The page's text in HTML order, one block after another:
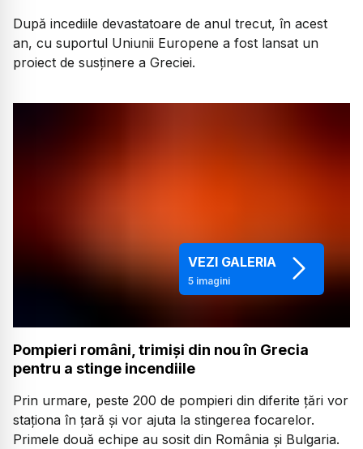
După incediile devastatoare de anul trecut, în acest
an, cu suportul Uniunii Europene a fost lansat un
proiect de susținere a Greciei.
VEZI GALERIA
5imagini
Pompieri români, trimiși din nou în Grecia
pentru a stinge incendiile
Prin urmare, peste 200 de pompieri din diferite țări vor
staționa în țară și vor ajuta la stingerea focarelor.
Primele două echipe au sosit din România și Bulgaria.